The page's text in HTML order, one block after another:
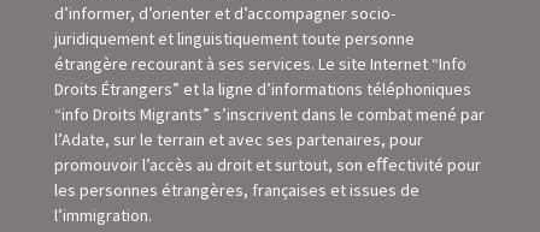
d’informer, d’orienter et d’accompagner socio-
juridiquement et linguistiquement toute personne
étrangère recourant à ses services. Le site Internet “Info
Droits Étrangers” et la ligne d’informations téléphoniques
“info Droits Migrants” s’inscrivent dans le combat mené par
l’Adate, sur le terrain et avec ses partenaires, pour
promouvoir l’accès au droit et surtout, son eﬀectivité pour
les personnes étrangères, françaises et issues de
l’immigration.